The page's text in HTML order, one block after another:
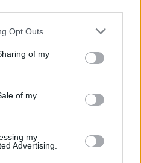
uses one or more Google
behaviour. You may click to
and its third-party tags to
purposes in below Google
Opt Outs
of my
of my
my
Advertising.
Αθήνα το φιλαράκι του...
για Παναθηναϊκό: “Ήταν
ομάδα, με 58 πόντους
26 23:01
πήγε λάθος και ο